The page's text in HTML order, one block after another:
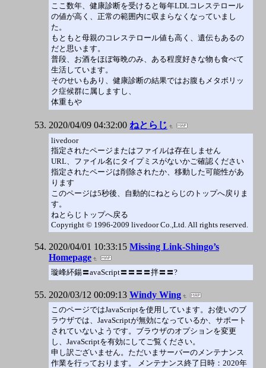
ここ数年、健康診断を受けると毎年LDLコレステロール
の値が高く、正常の範囲内に収まらなくなっていまし
た。
もともと母親のコレステロール値も高く、遺伝もあるの
だと思います。
普段、お酒をほぼ毎晩のみ、ある程度好きな物も食べて
生活しています。
そのせいもあり、健康診断の結果ではお腹もメタボリッ
ク症候群に属しますし、
体重もや
2020/04/09 04:32:00 ねとらじ
livedoor
指定されたページまたはファイルは存在しません
URL、ファイル名にタイプミスがないかご確認ください
指定されたページは削除されたか、移動した可能性があ
ります
このページは5秒後、自動的にねとらじのトップへ戻りま
す。
ねとらじトップへ戻る
Copyright © 1996-2009 livedoor Co.,Ltd. All rights reserved.
2020/04/01 10:33:15 Missing Link-Shingo’s
Homepage
璇峰紑鍚〓avaScript〓〓〓〓拌〓〓?
2020/03/12 00:09:13 Windy Wing
このページではJavaScriptを使用しています。お使いのブ
ラウザでは、JavaScriptが無効になっているか、サポート
されていないようです。ブラウザのオプションを変更
し、JavaScriptを有効にしてご覧ください。
申し訳ございません。ただいまサーバーのメンテナンス
作業を行っております。 メンテナンス終了日時：2020年